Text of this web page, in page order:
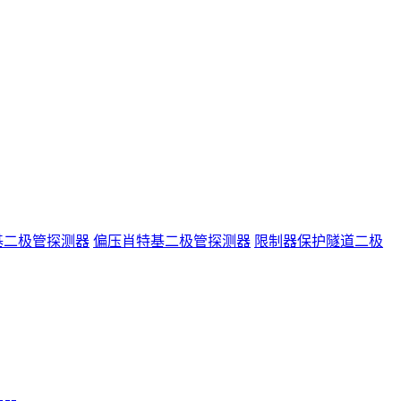
极管探测器 偏压肖特基二极管探测器 限制器保护隧道二极